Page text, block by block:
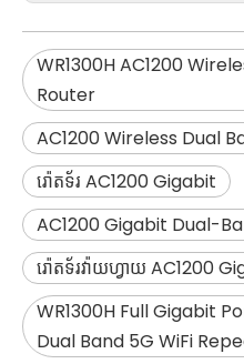
WR1300H AC1200
Router
AC1200 Wireless Dual
រ៉ោតទ័រ AC1200 Gigabit
AC1200 Gigabit Dual-
រ៉ោតទ័រវ៉ាយហ្វាយ AC1200
WR1300H Full Gigabit
Dual Band 5G WiFi